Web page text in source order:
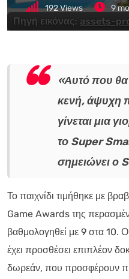
Πηγή εικόνας: assets-
192Views 9
«Αυτό που θα
κενή, άψυχη
γίνεται μια
το Super
σημειώνει ο
Το παιχνίδι τιμήθηκε με
Game Awards της
βαθμολογηθεί με 9 στα 10.
έχει προσθέσει επιπλέον
δωρεάν, που προσφέρουν